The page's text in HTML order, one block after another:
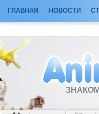
ГЛАВНАЯ НОВОСТИ